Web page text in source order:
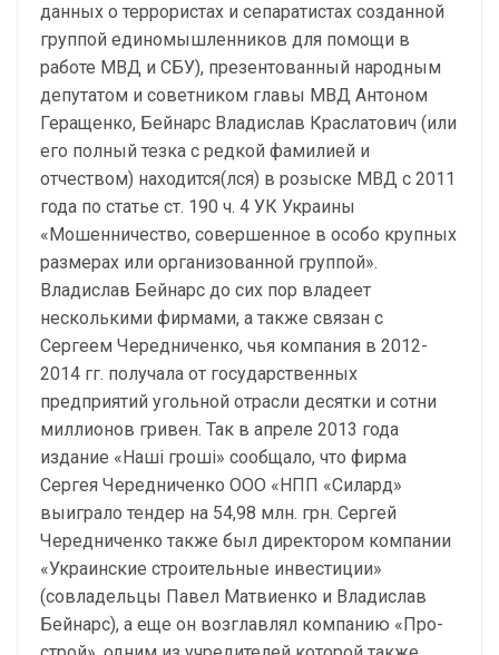
данных о террористах и сепаратистах созданной
группой единомышленников для помощи в
работе МВД и СБУ), презентованный народным
депутатом и советником главы МВД Антоном
Геращенко, Бейнарс Владислав Краслатович (или
его полный тезка с редкой фамилией и
отчеством) находится(лся) в розыске МВД с 2011
года по статье ст. 190 ч. 4 УК Украины
«Мошенничество, совершенное в особо крупных
размерах или организованной группой».
Владислав Бейнарс до сих пор владеет
несколькими фирмами, а также связан с
Сергеем Чередниченко, чья компания в 2012-
2014 гг. получала от государственных
предприятий угольной отрасли десятки и сотни
миллионов гривен. Так в апреле 2013 года
издание «Наші гроші» сообщало, что фирма
Сергея Чередниченко ООО «НПП «Силард»
выиграло тендер на 54,98 млн. грн. Сергей
Чередниченко также был директором компании
«Украинские строительные инвестиции»
(совладельцы Павел Матвиенко и Владислав
Бейнарс), а еще он возглавлял компанию «Про-